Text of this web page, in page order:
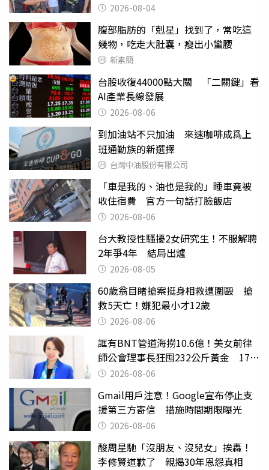
2026-08-04
腹部脂肪的「剋星」找到了，常吃這
幾物，吃走大肚囊，瘦出小蠻腰
新素簡
台股收復44000點大關 「二關鍵」看
AI產業長線發展
2026-08-06
到加油站不只加油 來速咖啡成爲上
班通勤族的新選擇
台灣中油股份有限公司
「車是我的、油也是我的」睡車竟被
收住宿費 官方一句話打臉飯店
2026-08-06
台大教授性騷擾2女研究生！不服解聘
2年爭4年 結局出爐
2026-08-05
60歲翁目睹搶案挺身相救遭圍毆 搶
救5天亡！嫌犯最小才12歲
2026-08-06
誆有BNT管道海撈10.6億！美女前律
師公會理事長狂囤232公斤黃金 17人
遭起訴
2026-08-06
Gmail用戶注意！Google宣布停止支
援第三方寄信 措施時間期限曝光
2026-08-06
酸周星馳「沒朋友、沒兒女」挨轟！
李修賢道歉了 親揭30年恩怨真相